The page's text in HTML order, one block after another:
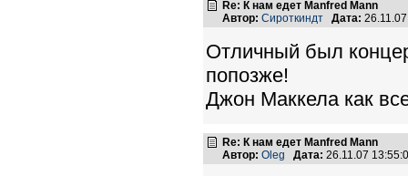
Re: К нам едет Manfred Mann
Автор: Сироткиндт Дата:
Отличный был
попозже!
Джон Маккела как
Re: К нам едет Manfred Mann
Автор: Oleg Дата: 26.11.07